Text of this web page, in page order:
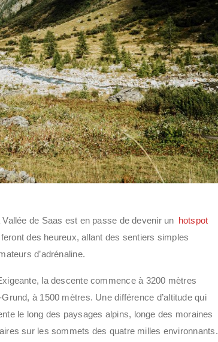
de Saas est en passe de devenir un hotspot
des heureux, allant des sentiers simples
d’adrénaline.
la descente commence à 3200 mètres
à 1500 mètres. Une différence d’altitude qui
le long des paysages alpins, longe des moraines
sur les sommets des quatre milles environnants.